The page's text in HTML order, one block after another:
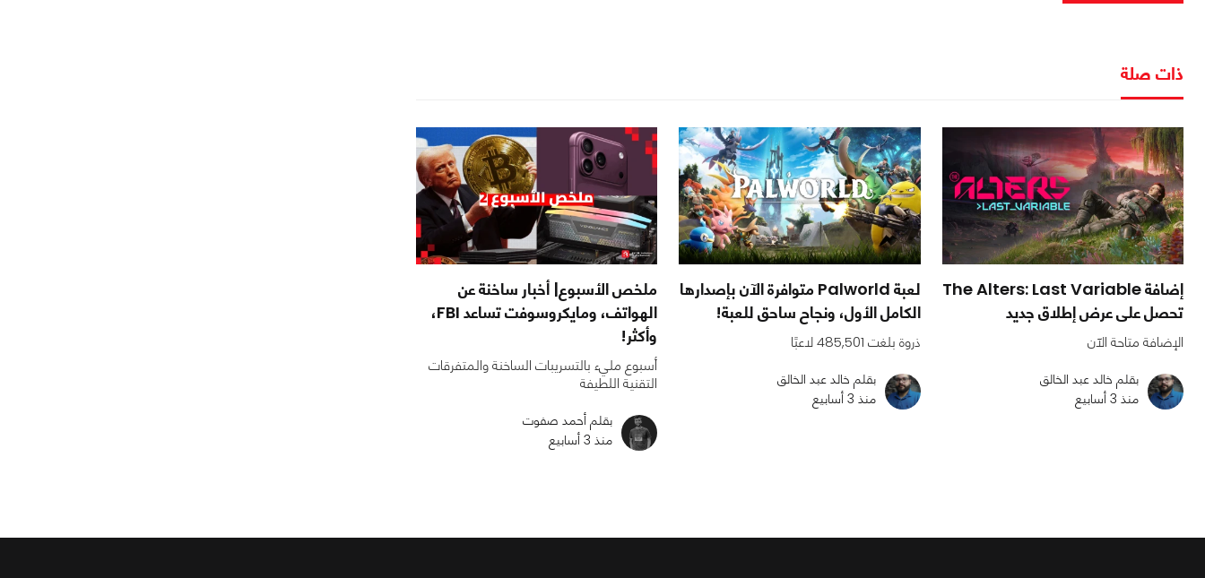
ذات صلة
إضافة The Alters: Last Variable
تحصل على عرض إطلاق جديد
الإضافة متاحة الآن
بقلم خالد عبد الخالق
منذ 3 أسابيع
لعبة Palworld متوافرة الآن بإصدارها
الكامل الأول، ونجاح ساحق للعبة!
ذروة بلغت 485,501 لاعبًا
بقلم خالد عبد الخالق
منذ 3 أسابيع
ملخص الأسبوع| أخبار ساخنة عن
الهواتف، ومايكروسوفت تساعد FBI،
وأكثر!
أسبوع مليء بالتسريبات الساخنة والمتفرقات
التقنية اللطيفة
بقلم أحمد صفوت
منذ 3 أسابيع